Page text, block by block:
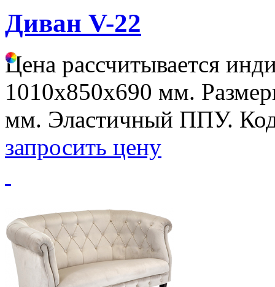
Диван V-22
Цена рассчитывается
1010х850х690 мм.
мм. Эластичный ППУ. Код
запросить цену